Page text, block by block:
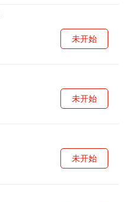
未开始
未开始
未开始